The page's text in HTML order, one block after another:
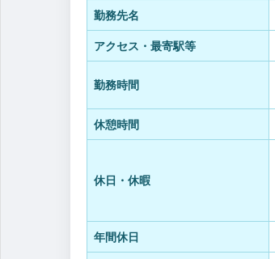
勤務先名
アクセス・最寄駅等
勤務時間
休憩時間
休日・休暇
年間休日